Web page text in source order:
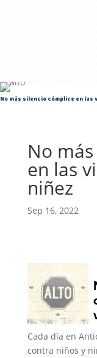
No más silencio cómplice en
No
en las
niñez
Sep 16, 2022
Cada día en
contra niños y